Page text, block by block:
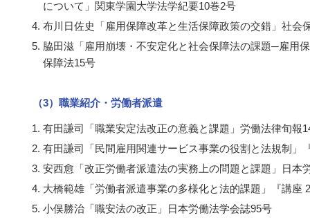
について」関東学園大学法学紀要10巻2号
布川日佐史「雇用保障改革と生活保障政策の交錯」社会
脇田滋「雇用崩壊・不安定化と社会保障法の課題─雇用
保障法15号
（3）職業紹介・労働者派遣
有田謙司「職業安定法改正の意義と課題」労働法律旬報
有田謙司「民間雇用関連サービス事業の役割と法規制」
安西愈「改正労働者派遣法の実務上の問題と課題」日本
大橋範雄「労働者派遣事業の多様化と法的課題」『講座
小俣勝治「職安法の改正」日本労働法学会誌95号